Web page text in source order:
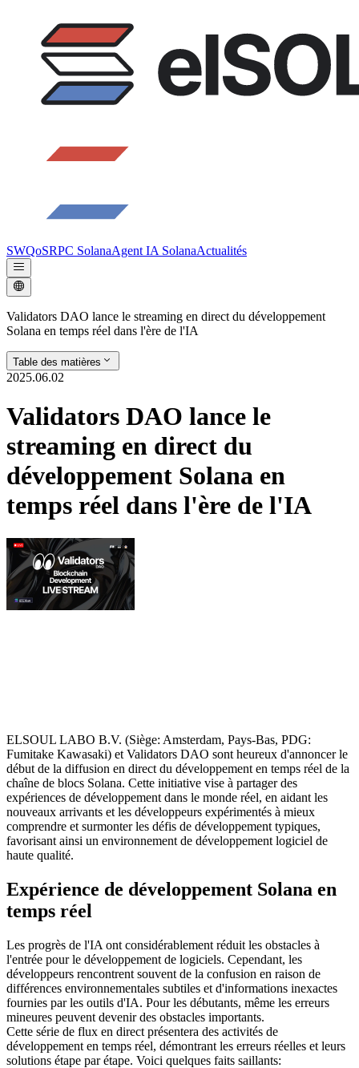
SWQoSRPC SolanaAgent IA SolanaActualités
Validators DAO lance le streaming en direct du développement
Solana en temps réel dans l'ère de l'IA
Table des matières
2025.06.02
Validators DAO lance le
streaming en direct du
développement Solana en
temps réel dans l'ère de l'IA
ELSOUL LABO B.V. (Siège: Amsterdam, Pays-Bas, PDG:
Fumitake Kawasaki) et Validators DAO sont heureux d'annoncer le
début de la diffusion en direct du développement en temps réel de la
chaîne de blocs Solana. Cette initiative vise à partager des
expériences de développement dans le monde réel, en aidant les
nouveaux arrivants et les développeurs expérimentés à mieux
comprendre et surmonter les défis de développement typiques,
favorisant ainsi un environnement de développement logiciel de
haute qualité.
Expérience de développement Solana en
temps réel
Les progrès de l'IA ont considérablement réduit les obstacles à
l'entrée pour le développement de logiciels. Cependant, les
développeurs rencontrent souvent de la confusion en raison de
différences environnementales subtiles et d'informations inexactes
fournies par les outils d'IA. Pour les débutants, même les erreurs
mineures peuvent devenir des obstacles importants.
Cette série de flux en direct présentera des activités de
développement en temps réel, démontrant les erreurs réelles et leurs
solutions étape par étape. Voici quelques faits saillants: